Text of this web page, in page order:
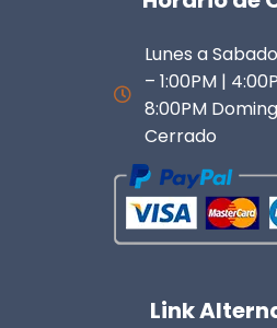
Lunes a
– 1:00PM |
8:00PM
Cerrado
Link